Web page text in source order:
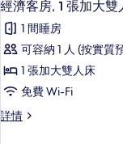
相
片
入
所
有
經
濟
客
經濟客房, 1 張加大雙
1 間睡房
可容納 1 人 (按實質
1 張加大雙人床
免費 Wi-Fi
詳情
經